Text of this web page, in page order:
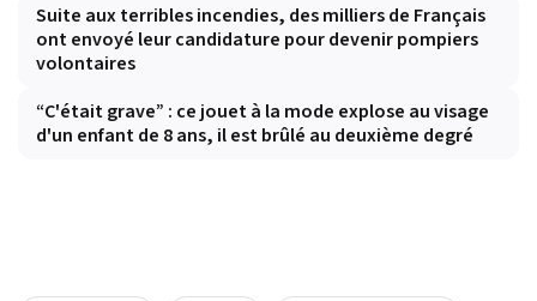
Suite aux terribles incendies, des milliers de Français
ont envoyé leur candidature pour devenir pompiers
volontaires
“C'était grave” : ce jouet à la mode explose au visage
d'un enfant de 8 ans, il est brûlé au deuxième degré